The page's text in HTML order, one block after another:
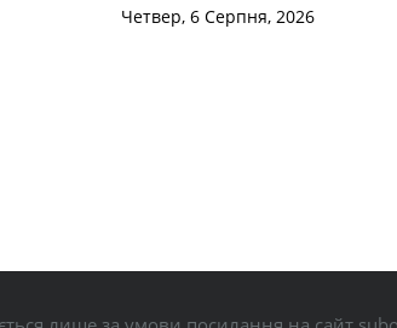
Четвер, 6 Серпня, 2026